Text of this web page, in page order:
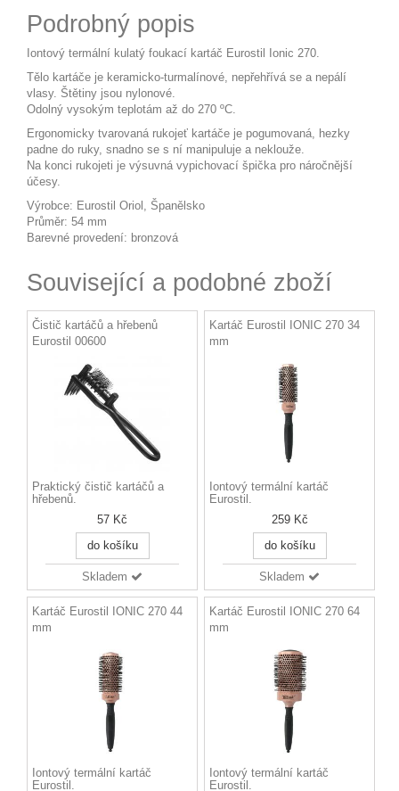
Podrobný popis
Iontový termální kulatý foukací kartáč Eurostil Ionic 270.
Tělo kartáče je keramicko-turmalínové, nepřehřívá se a nepálí
vlasy. Štětiny jsou nylonové.
Odolný vysokým teplotám až do 270 ºC.
Ergonomicky tvarovaná rukojeť kartáče je pogumovaná, hezky
padne do ruky, snadno se s ní manipuluje a neklouže.
Na konci rukojeti je výsuvná vypichovací špička pro náročnější
účesy.
Výrobce: Eurostil Oriol, Španělsko
Průměr: 54 mm
Barevné provedení: bronzová
Související a podobné zboží
Čistič kartáčů a hřebenů
Eurostil 00600
Praktický čistič kartáčů a
hřebenů.
57 Kč
do košíku
Skladem
Kartáč Eurostil IONIC 270 34
mm
Iontový termální kartáč
Eurostil.
259 Kč
do košíku
Skladem
Kartáč Eurostil IONIC 270 44
mm
Iontový termální kartáč
Eurostil.
Kartáč Eurostil IONIC 270 64
mm
Iontový termální kartáč
Eurostil.